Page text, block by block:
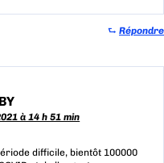
⮑ Répondre
à 14 h 51 min
difficile, bientôt 100000